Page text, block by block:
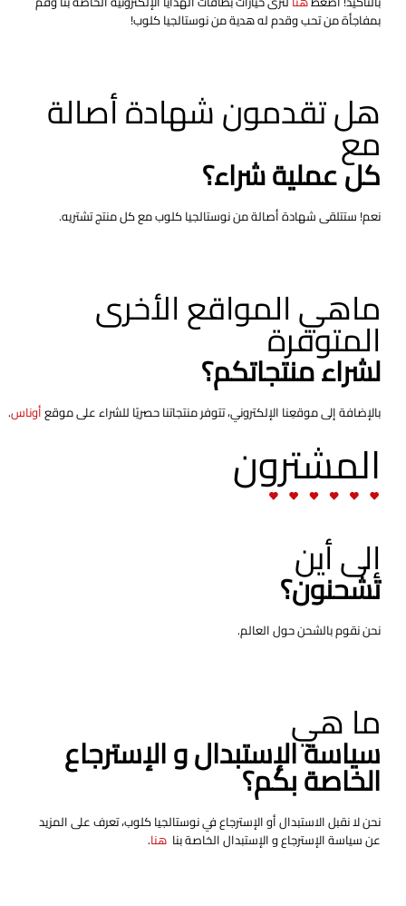
بمفاجأة من تحب وقدم له هدية من نوستالجيا كلوب!
هل تقدمون شهادة أصالة
مع
كل عملية شراء؟
نعم! ستتلقى شهادة أصالة من نوستالجيا كلوب مع كل منتج تشتريه.
ماهي المواقع الأخرى
المتوفرة
لشراء منتجاتكم؟
بالإضافةإلىموقعِنا الإلكتروني،تتوفرمنتجاتناحصريًا للشراءعلىموقعأوناس.
المشترون
إلى أين
تشحنون؟
نحن نقوم بالشحن حول العالم.
ما هي
سياسة الإستبدال و الإسترجاع
الخاصة بكم؟
نحن لا نقبل الاستبدال أو الإسترجاع في نوستالجيا كلوب، تعرف على المزيد
عن سياسة الإسترجاع و الإستبدال الخاصة بناهنا.